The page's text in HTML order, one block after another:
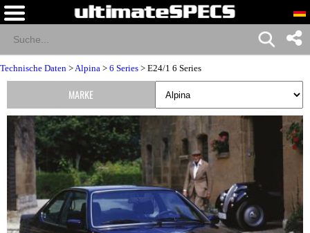
Technische Daten >Alpina > 6 Series > E24/1 6 Series
MARKE